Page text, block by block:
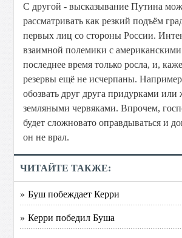
С другой - высказывание Путина
рассматривать как резкий подъём
первых лиц со стороны России.
взаимной полемики с
последнее время только росла, и,
резервы ещё не исчерпаны.
обозвать друг друга придурками
земляными червяками. Впрочем,
будет сложновато оправдываться и
он не врал.
ЧИТАЙТЕ ТАКЖЕ:
» Буш побеждает Керри
» Керри победил Буша